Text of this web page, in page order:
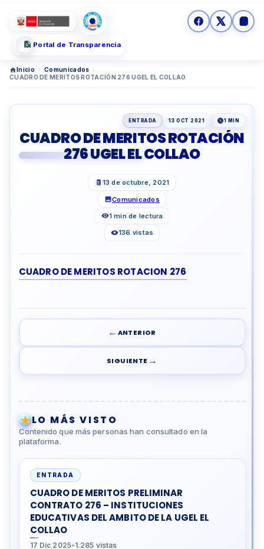
Portal de Transparencia
Inicio › Comunicados ›
CUADRO DE MERITOS ROTACIÓN 276 UGEL EL COLLAO
ENTRADA 13 OCT 2021 1 MIN
CUADRO DE MERITOS ROTACIÓN
276 UGEL EL COLLAO
13 de octubre, 2021
Comunicados
1 min de lectura
136 vistas
CUADRO DE MERITOS ROTACION 276
← ANTERIOR
SIGUIENTE →
LO MÁS VISTO
Contenido que más personas han consultado en la
plataforma.
ENTRADA
CUADRO DE MERITOS PRELIMINAR
CONTRATO 276 – INSTITUCIONES
EDUCATIVAS DEL AMBITO DE LA UGEL EL
COLLAO
17 Dic 2025•1.285 vistas